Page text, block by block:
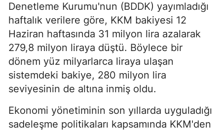
Denetleme Kurumu'nun (BDDK) yayımladığı
haftalık verilere göre, KKM bakiyesi 12
Haziran haftasında 31 milyon lira azalarak
279,8 milyon liraya düştü. Böylece bir
dönem yüz milyarlarca liraya ulaşan
sistemdeki bakiye, 280 milyon lira
seviyesinin de altına inmiş oldu.
Ekonomi yönetiminin son yıllarda uyguladığı
sadeleşme politikaları kapsamında KKM'den